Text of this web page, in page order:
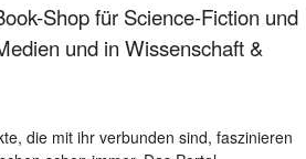
Shop für Science-Fiction und
und in Wissenschaft &
die mit ihr verbunden sind, faszinieren